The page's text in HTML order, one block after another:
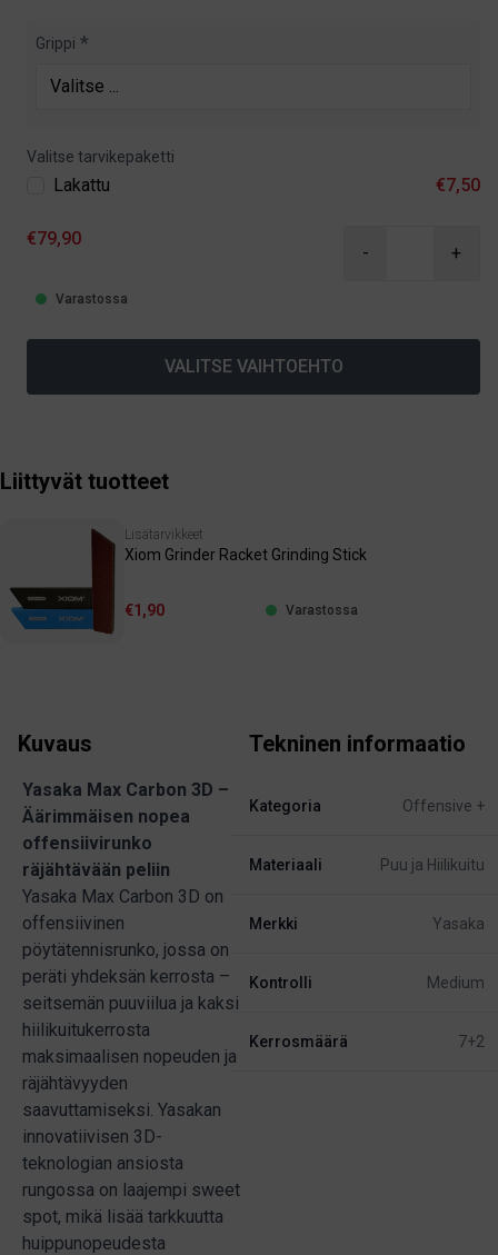
Product information
Grippi
Valitse tarvikepaketti
Lakattu €7,50
€79,90
- +
Varastossa
VALITSE VAIHTOEHTO
Liittyvät tuotteet
Lisätarvikkeet
Xiom Grinder Racket Grinding Stick
€1,90 Varastossa
Kuvaus
Yasaka Max Carbon 3D –
Äärimmäisen nopea
offensiivirunko
räjähtävään peliin
Yasaka Max Carbon 3D on
offensiivinen
pöytätennisrunko, jossa on
peräti yhdeksän kerrosta –
seitsemän puuviilua ja kaksi
hiilikuitukerrosta
maksimaalisen nopeuden ja
räjähtävyyden
saavuttamiseksi. Yasakan
innovatiivisen 3D-
teknologian ansiosta
rungossa on laajempi sweet
spot, mikä lisää tarkkuutta
huippunopeudesta
Tekninen informaatio
Kategoria Offensive +
Materiaali Puu ja Hiilikuitu
Merkki Yasaka
Kontrolli Medium
Kerrosmäärä 7+2